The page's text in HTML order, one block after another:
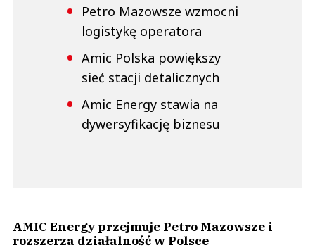
Petro Mazowsze wzmocni
logistykę operatora
Amic Polska powiększy
sieć stacji detalicznych
Amic Energy stawia na
dywersyfikację biznesu
AMIC Energy przejmuje Petro Mazowsze i
rozszerza działalność w Polsce